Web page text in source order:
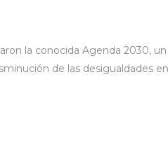
la conocida Agenda 2030,
de las desigualdades